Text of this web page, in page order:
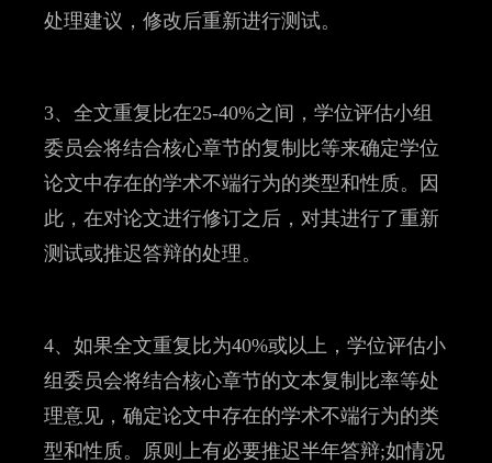
处理建议，修改后重新进行测试。
3、全文重复比在25-40%之间，学位评估小组
委员会将结合核心章节的复制比等来确定学位
论文中存在的学术不端行为的类型和性质。因
此，在对论文进行修订之后，对其进行了重新
测试或推迟答辩的处理。
4、如果全文重复比为40%或以上，学位评估小
组委员会将结合核心章节的文本复制比率等处
理意见，确定论文中存在的学术不端行为的类
型和性质。原则上有必要推迟半年答辩;如情况